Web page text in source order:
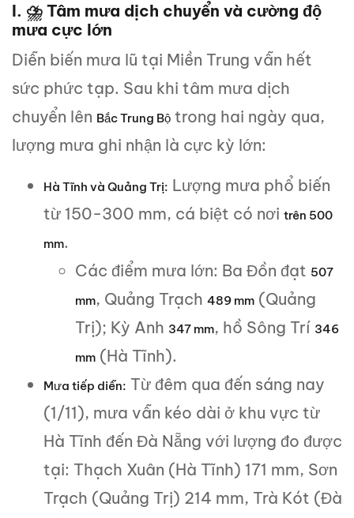
I. ⛈️ Tâm mưa dịch chuyển và cường độ
mưa cực lớn
Diễn biến mưa lũ tại Miền Trung vẫn hết
sức phức tạp. Sau khi tâm mưa dịch
chuyển lên Bắc Trung Bộ trong hai ngày qua,
lượng mưa ghi nhận là cực kỳ lớn:
Hà Tĩnh và Quảng Trị: Lượng mưa phổ biến
từ 150-300 mm, cá biệt có nơi trên 500
mm.
Các điểm mưa lớn: Ba Đồn đạt 507
mm, Quảng Trạch 489 mm (Quảng
Trị); Kỳ Anh 347 mm, hồ Sông Trí 346
mm (Hà Tĩnh).
Mưa tiếp diễn: Từ đêm qua đến sáng nay
(1/11), mưa vẫn kéo dài ở khu vực từ
Hà Tĩnh đến Đà Nẵng với lượng đo được
tại: Thạch Xuân (Hà Tĩnh) 171 mm, Sơn
Trạch (Quảng Trị) 214 mm, Trà Kót (Đà